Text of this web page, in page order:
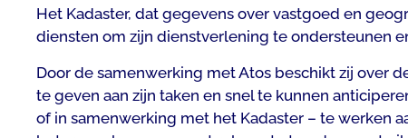
Het Kadaster, dat gegevens over vastgoed en
diensten om zijn dienstverlening te ondersteunen
Door de samenwerking met Atos beschikt zij over
te geven aan zijn taken en snel te kunnen
of in samenwerking met het Kadaster – te werken